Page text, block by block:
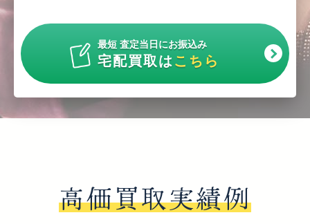
最短 査定当日にお振込み
宅配買取はこちら
高価買取実績例